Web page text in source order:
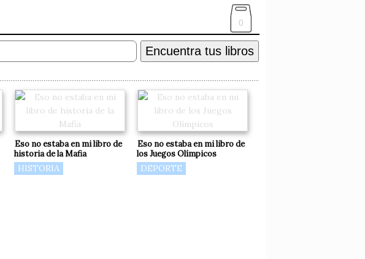
0
Encuentra tus libros
Eso no estaba en mi libro de
historia de la Mafia
HISTORIA
Eso no estaba en mi libro de
los Juegos Olímpicos
DEPORTE